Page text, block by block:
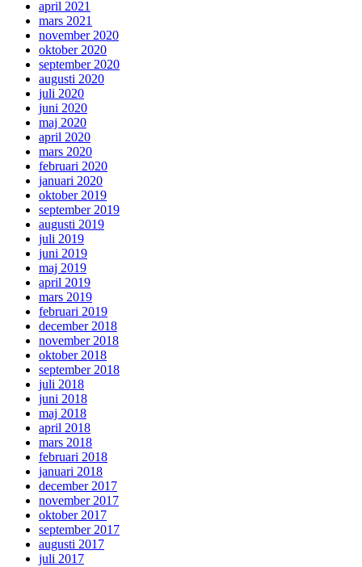
april 2021
mars 2021
november 2020
oktober 2020
september 2020
augusti 2020
juli 2020
juni 2020
maj 2020
april 2020
mars 2020
februari 2020
januari 2020
oktober 2019
september 2019
augusti 2019
juli 2019
juni 2019
maj 2019
april 2019
mars 2019
februari 2019
december 2018
november 2018
oktober 2018
september 2018
juli 2018
juni 2018
maj 2018
april 2018
mars 2018
februari 2018
januari 2018
december 2017
november 2017
oktober 2017
september 2017
augusti 2017
juli 2017